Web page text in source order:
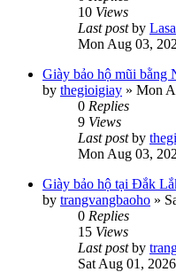
10 Views
Last postby Lasa
Mon Aug 03,
Giày bảo hộ mũi bằng
by thegioigiay » Mon
0 Replies
9 Views
Last postby
Mon Aug 03,
Giày bảo hộ tại Đắk
by trangvangbaoho »
0 Replies
15 Views
Last postby
Sat Aug 01,